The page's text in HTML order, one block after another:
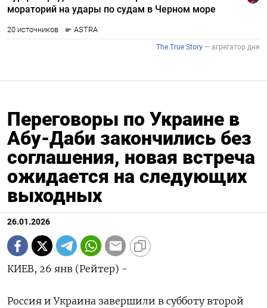
Переговоры по Украине в
Абу-Даби закончились без
соглашения, новая встреча
ожидается на следующих
выходных
26.01.2026
КИЕВ, 26 янв (Рейтер) -
Россия и Украина завершили в субботу второй